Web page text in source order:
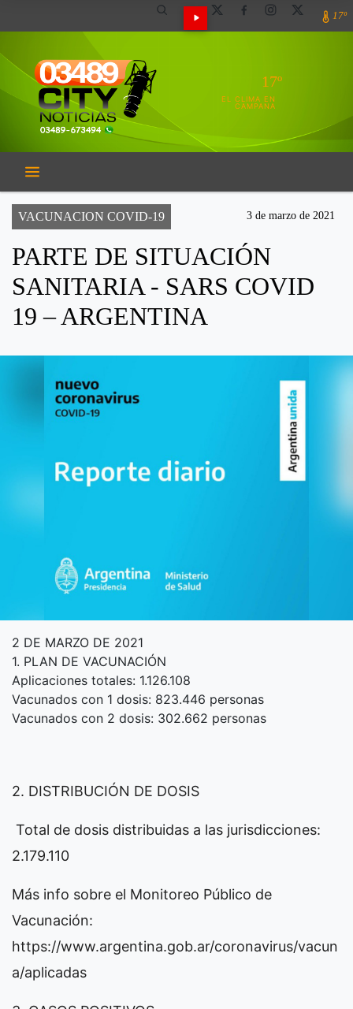
17º
17º
EL CLIMA EN
CAMPANA
VACUNACION COVID-19 3 de marzo de 2021
PARTE DE SITUACIÓN
SANITARIA - SARS COVID
19 – ARGENTINA
2 DE MARZO DE 2021
1. PLAN DE VACUNACIÓN
Aplicaciones totales: 1.126.108
Vacunados con 1 dosis: 823.446 personas
Vacunados con 2 dosis: 302.662 personas
2. DISTRIBUCIÓN DE DOSIS
Total de dosis distribuidas a las jurisdicciones:
2.179.110
Más info sobre el Monitoreo Público de
Vacunación:
https://www.argentina.gob.ar/coronavirus/vacun
a/aplicadas